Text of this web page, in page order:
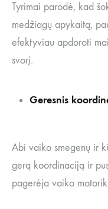
Tyrimai parodė, kad
medžiagų apykaitą,
efektyviau apdoroti
svorį.
Geresnis
Abi vaiko smegenų ir
gerą koordinaciją ir
pagerėja vaiko